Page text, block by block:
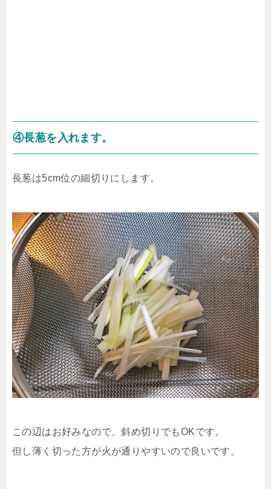
④長葱を入れます。
長葱は5cm位の細切りにします。
この辺はお好みなので、斜め切りでもOKです。
但し薄く切った方が火が通りやすいので良いです。